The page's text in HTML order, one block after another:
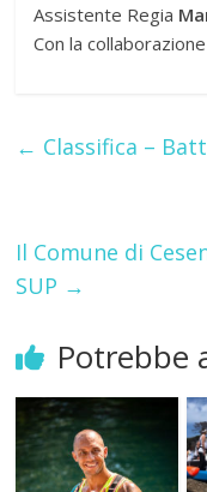
Assistente Regia
Con la
← Classifica –
Il Comune di
SUP →
Potrebbe